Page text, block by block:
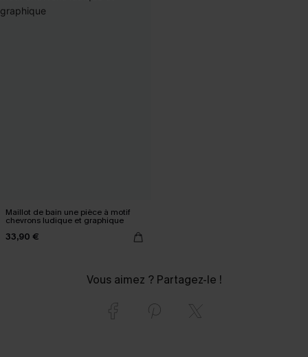
Maillot de bain une pièce à motif
chevrons ludique et graphique
33,90 €
Vous aimez ? Partagez-le !